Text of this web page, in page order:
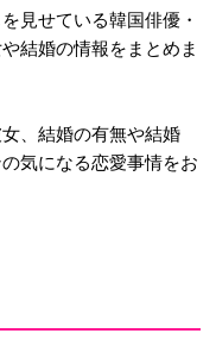
見せている韓国俳優・
結婚の情報をまとめま
、結婚の有無や結婚
気になる恋愛事情をお